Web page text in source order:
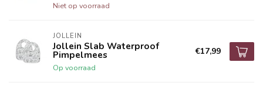
Niet op voorraad
JOLLEIN
Jollein Slab Waterproof
Pimpelmees
Op voorraad
€17,99